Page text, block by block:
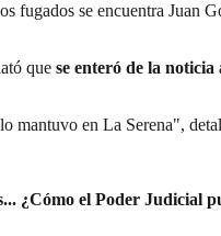
fugados se encuentra Juan
que se enteró de la noticia
mantuvo en La Serena",
¿Cómo el Poder Judicial